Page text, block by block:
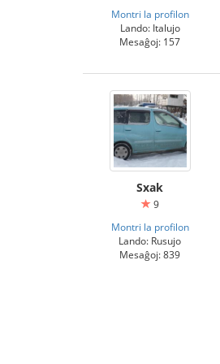
Montri la profilon
Lando: Italujo
Mesaĝoj: 157
Sxak
9
Montri la profilon
Lando: Rusujo
Mesaĝoj: 839